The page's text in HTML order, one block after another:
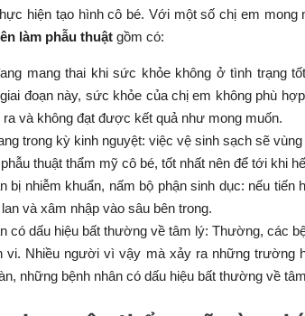
hiện tạo hình cô bé. Với một số chị em
làm phẫu thuật gồm có:
mang thai khi sức khỏe không ở tình trạng
đoạn này, sức khỏe của chị em không phù
ra và không đạt được kết quả như mong muốn.
trong kỳ kinh nguyệt: việc vệ sinh sạch sẽ
thuật thẩm mỹ cô bé, tốt nhất nên để tới khi
bị nhiễm khuẩn, nấm bộ phận sinh dục: nếu
và xâm nhập vào sâu bên trong.
có dấu hiệu bất thường về tâm lý: Thường, các
vi. Nhiều người vì vậy mà xảy ra những trường
những bệnh nhân có dấu hiệu bất thường về